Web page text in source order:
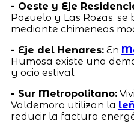
- Oeste y Eje
Pozuelo y Las Rozas,
mediante chimeneas
- Eje del Henares:En
Humosa existe una
y ocio estival.
- Sur Metropolitano:
Valdemoro utilizan la
reducir la factura